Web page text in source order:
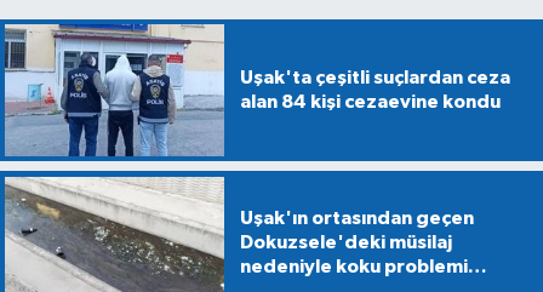
Uşak'ta çeşitli suçlardan ceza
alan 84 kişi cezaevine kondu
Uşak'ın ortasından geçen
Dokuzsele'deki müsilaj
nedeniyle koku problemi